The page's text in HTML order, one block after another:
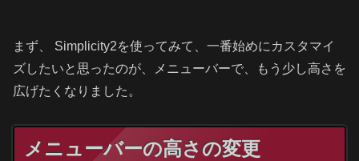
まず、 Simplicity2を使ってみて、一番始めにカスタマイ
ズしたいと思ったのが、メニューバーで、もう少し高さを
広げたくなりました。
メニューバーの高さの変更